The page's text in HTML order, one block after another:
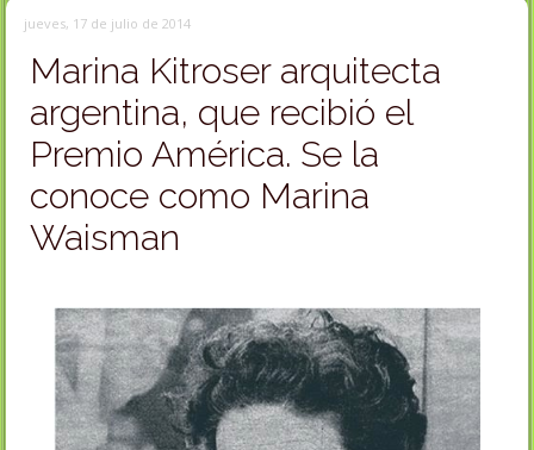
jueves, 17 de julio de 2014
Marina Kitroser arquitecta
argentina, que recibió el
Premio América. Se la
conoce como Marina
Waisman